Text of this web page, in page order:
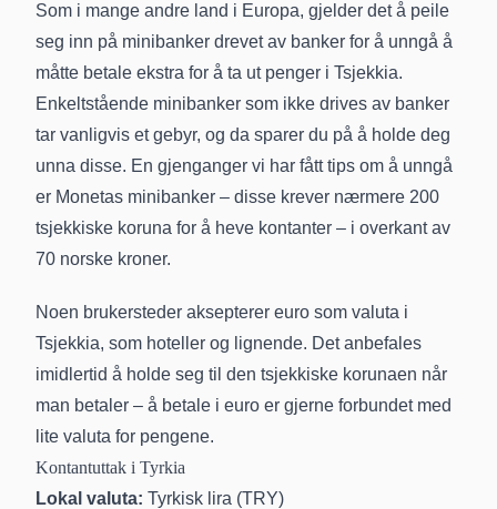
Som i mange andre land i Europa, gjelder det å peile
seg inn på minibanker drevet av banker for å unngå å
måtte betale ekstra for å ta ut penger i Tsjekkia.
Enkeltstående minibanker som ikke drives av banker
tar vanligvis et gebyr, og da sparer du på å holde deg
unna disse. En gjenganger vi har fått tips om å unngå
er Monetas minibanker – disse krever nærmere 200
tsjekkiske koruna for å heve kontanter – i overkant av
70 norske kroner.
Noen brukersteder aksepterer euro som valuta i
Tsjekkia, som hoteller og lignende. Det anbefales
imidlertid å holde seg til den tsjekkiske korunaen når
man betaler – å betale i euro er gjerne forbundet med
lite valuta for pengene.
Kontantuttak i Tyrkia
Lokal valuta: Tyrkisk lira (TRY)